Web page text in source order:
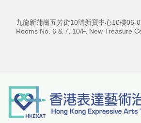
九龍新蒲崗五芳街10號新寶中心10樓06-
Rooms No. 6 & 7, 10/F, New Treasure